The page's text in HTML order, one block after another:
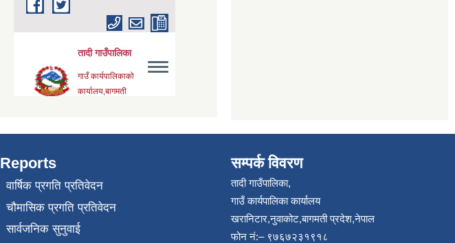
Reports
वार्षिक प्रगति प्रतिवेदन
चौमासिक प्रगति प्रतिवेदन
सार्वजनिक सुनुवाई
सम्पर्क विवरण
तादी गाउँपालिका,
गाउँ कार्यपालिका कार्यालय
खरानिटार,नुवाकोट,बागमती प्रदेश,नेपाल
फोन नं:– ९७६७२३१९१८